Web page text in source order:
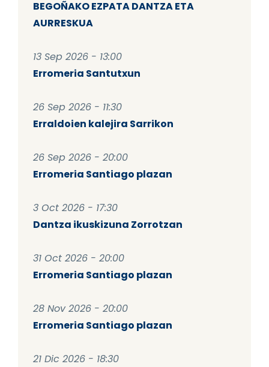
BEGOÑAKO EZPATA DANTZA ETA
AURRESKUA
13 Sep 2026 - 13:00
Erromeria Santutxun
26 Sep 2026 - 11:30
Erraldoien kalejira Sarrikon
26 Sep 2026 - 20:00
Erromeria Santiago plazan
3 Oct 2026 - 17:30
Dantza ikuskizuna Zorrotzan
31 Oct 2026 - 20:00
Erromeria Santiago plazan
28 Nov 2026 - 20:00
Erromeria Santiago plazan
21 Dic 2026 - 18:30